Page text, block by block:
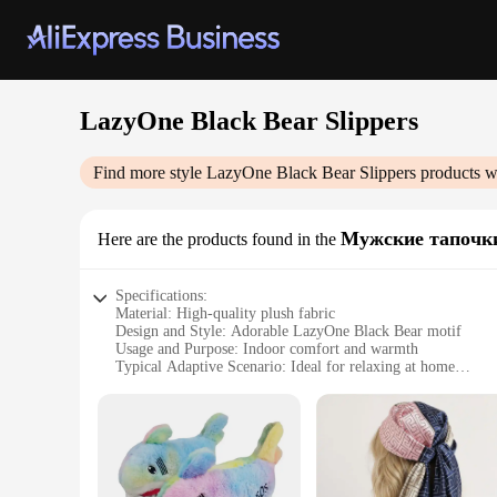
LazyOne Black Bear Slippers
Find more style LazyOne Black Bear Slippers products
Here are the products found in the Мужские
Specifications:
Material: High-quality plush fabric
Design and Style: Adorable LazyOne Black Bear motif
Usage and Purpose: Indoor comfort and warmth
Typical Adaptive Scenario: Ideal for relaxing at home
Performance and Property: Non-slip soles for safety
Features:
**Comfort Meets Style**
Step into the cozy world of the LazyOne Black Bear
the playful spirit of LazyOne. The plush fabric ensures